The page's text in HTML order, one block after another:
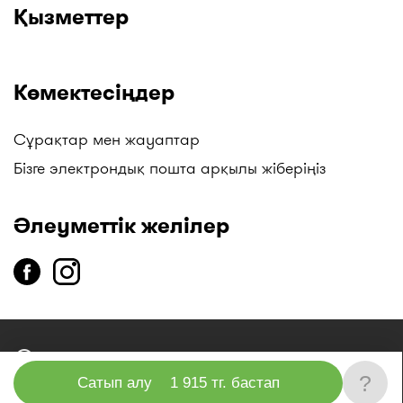
Сатып алу 1 915 тг. бастап ?
Қызметтер
Көмектесіңдер
Сұрақтар мен жауаптар
Бізге электрондық пошта арқылы жіберіңіз
Әлеуметтік желілер
copyright 2014-2026 «I-teka» бірыңғай анықтама қызметі»
ЖШС